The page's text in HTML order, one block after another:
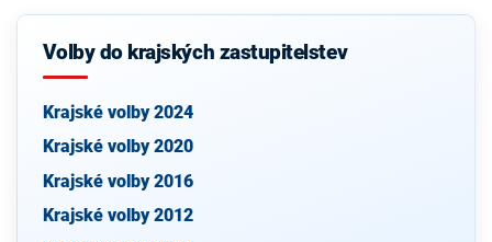
Volby do krajských zastupitelstev
Krajské volby 2024
Krajské volby 2020
Krajské volby 2016
Krajské volby 2012